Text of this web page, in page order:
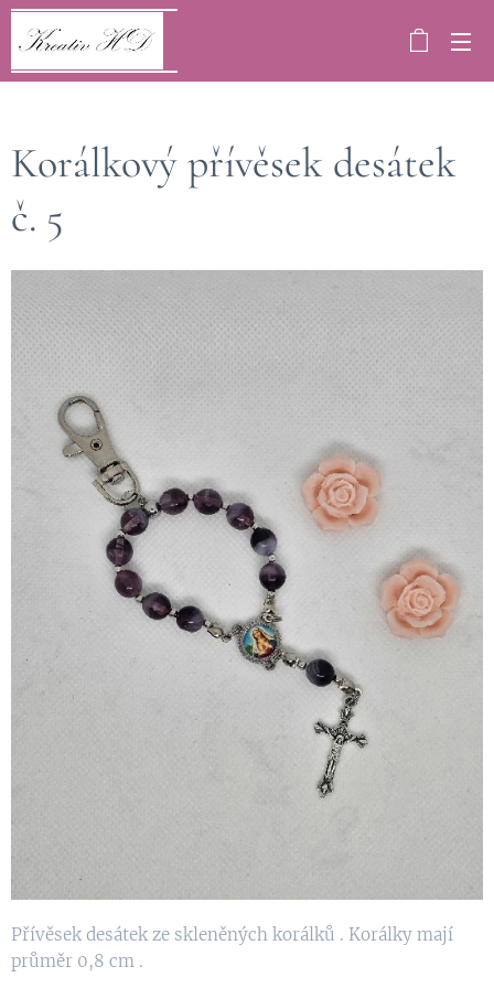
Korálkový přívěsek desátek
č. 5
Přívěsek desátek ze skleněných korálků . Korálky mají
průměr 0,8 cm .